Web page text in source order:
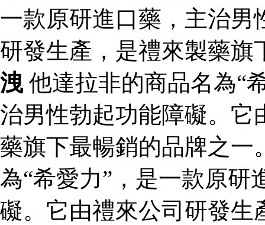
一款原研進口藥，主治男
研發生產，是禮來製藥
洩 他達拉非的商品名為“
治男性勃起功能障礙。它
藥旗下最暢銷的品牌之一
為“希愛力”，是一款原研
礙。它由禮來公司研發生